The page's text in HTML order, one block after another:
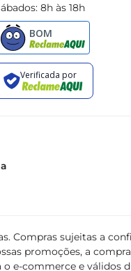
8h às 18h
Compras sujeitas a
promoções, a
e-commerce e válidos